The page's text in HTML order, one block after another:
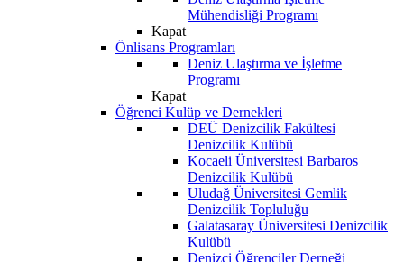
Mühendisliği Programı
Kapat
Önlisans Programları
Deniz Ulaştırma ve İşletme
Programı
Kapat
Öğrenci Kulüp ve Dernekleri
DEÜ Denizcilik Fakültesi
Denizcilik Kulübü
Kocaeli Üniversitesi Barbaros
Denizcilik Kulübü
Uludağ Üniversitesi Gemlik
Denizcilik Topluluğu
Galatasaray Üniversitesi Denizcilik
Kulübü
Denizci Öğrenciler Derneği